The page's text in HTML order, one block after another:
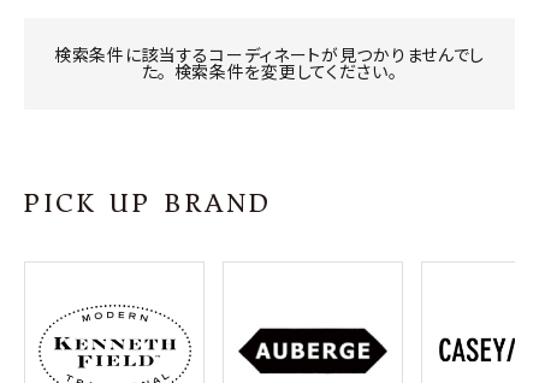
プライバシーポリシー
特定商取引法について
お問い合わせ
検索条件に該当するコーディネートが見つかりませんでし
た。 検索条件を変更してください。
PICK UP BRAND